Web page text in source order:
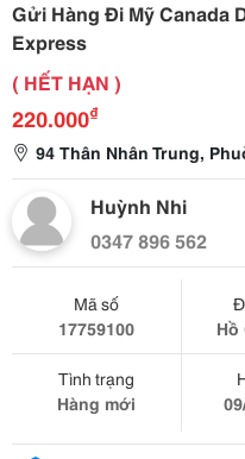
Gửi Hàng Đi Mỹ Canada
Express
( HẾT HẠN )
220.000₫
94 Thân Nhân Trung,
Huỳnh Nhi
0347 896 562
Mã số
17759100
Hồ
Tình trạng
Hàng mới